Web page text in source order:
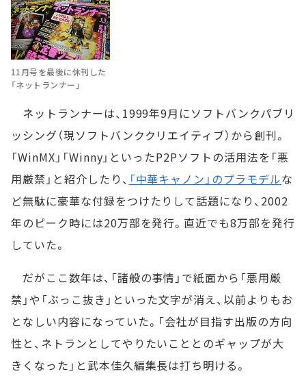
11月号を最後に休刊した
「ネットランナー」
ネットランナーは、1999年9月にソフトバンクパブリ
ッシング（現ソフトバンククリエイティブ）から創刊。
「WinMX」「Winny」といったP2Pソフトの活用法を「悪
用厳禁」と紹介したり、 「中華キャノン」のプラモデルな
ど無駄に豪華な付録をつけたりして話題になり、2002
年のピーク時には20万部を発行。直近でも8万部を発行
していた。
だがここ数年は、「諸般の事情」で紙面から「悪用厳
禁」や「ぶっこ抜き」といった文字が消え、以前よりもお
となしい内容になっていた。「会社が目指す出版の方向
性と、ネトランとしてやりたいこととのギャップが大
きくなった」と武本佳久編集長は打ち明ける。